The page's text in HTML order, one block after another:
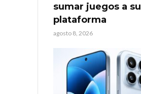
sumar juegos a su
plataforma
agosto 8, 2026